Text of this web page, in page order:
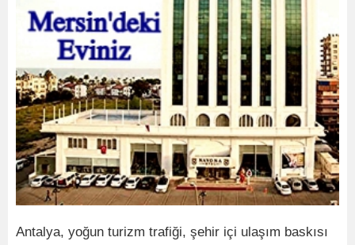
Antalya, yoğun turizm trafiği, şehir içi ulaşım baskısı